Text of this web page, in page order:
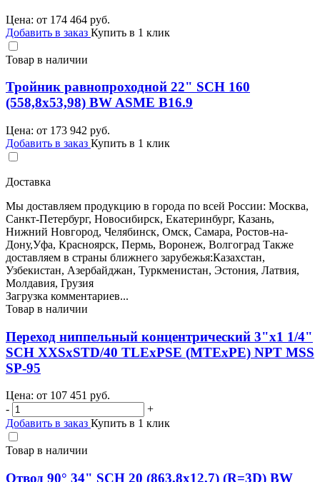
Цена: от 174 464 руб.
Добавить в заказ Купить в 1 клик
Товар в наличии
Тройник равнопроходной 22" SCH 160
(558,8х53,98) BW ASME B16.9
Цена: от 173 942 руб.
Добавить в заказ Купить в 1 клик
Доставка
Мы доставляем продукцию в города по всей России: Москва,
Санкт-Петербург, Новосибирск, Екатеринбург, Казань,
Нижний Новгород, Челябинск, Омск, Самара, Ростов-на-
Дону,Уфа, Красноярск, Пермь, Воронеж, Волгоград Также
доставляем в страны ближнего зарубежья:Казахстан,
Узбекистан, Азербайджан, Туркменистан, Эстония, Латвия,
Молдавия, Грузия
Загрузка комментариев...
Товар в наличии
Переход ниппельный концентрический 3"х1 1/4"
SCH XXSхSTD/40 TLEхPSE (MTEхPE) NPT MSS
SP-95
Цена: от 107 451 руб.
-
+
Добавить в заказ Купить в 1 клик
Товар в наличии
Отвод 90° 34" SCH 20 (863,8х12,7) (R=3D) BW